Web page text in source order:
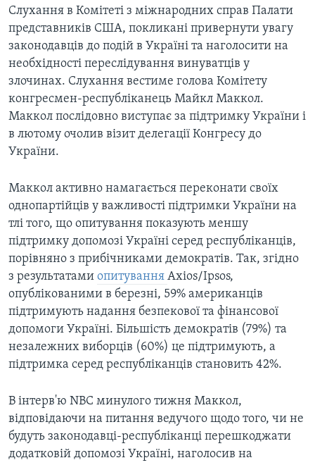
Слухання в Комітеті з міжнародних справ Палати
представників США, покликані привернути увагу
законодавців до подій в Україні та наголосити на
необхідності переслідування винуватців у
злочинах. Слухання вестиме голова Комітету
конгресмен-республіканець Майкл Маккол.
Маккол послідовно виступає за підтримку України і
в лютому очолив візит делегації Конгресу до
України.
Маккол активно намагається переконати своїх
однопартійців у важливості підтримки України на
тлі того, що опитування показують меншу
підтримку допомозі Україні серед республіканців,
порівняно з прибічниками демократів. Так, згідно
з результатами опитування Axios/Ipsos,
опублікованими в березні, 59% американців
підтримують надання безпекової та фінансової
допомоги Україні. Більшість демократів (79%) та
незалежних виборців (60%) це підтримують, а
підтримка серед республіканців становить 42%.
В інтерв'ю NBC минулого тижня Маккол,
відповідаючи на питання ведучого щодо того, чи не
будуть законодавці-республіканці перешкоджати
додатковій допомозі Україні, наголосив на